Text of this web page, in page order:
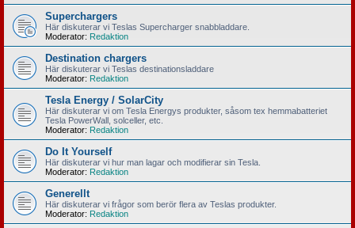
Superchargers
Här diskuterar vi Teslas Supercharger snabbladdare.
Moderator: Redaktion
Destination chargers
Här diskuterar vi Teslas destinationsladdare
Moderator: Redaktion
Tesla Energy / SolarCity
Här diskuterar vi om Tesla Energys produkter, såsom tex hemmabatteriet
Tesla PowerWall, solceller, etc.
Moderator: Redaktion
Do It Yourself
Här diskuterar vi hur man lagar och modifierar sin Tesla.
Moderator: Redaktion
Generellt
Här diskuterar vi frågor som berör flera av Teslas produkter.
Moderator: Redaktion